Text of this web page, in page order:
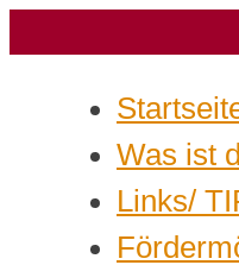
Was ist
Links/